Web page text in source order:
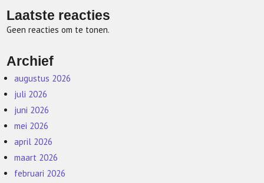
Laatste reacties
Geen reacties om te tonen.
Archief
augustus 2026
juli 2026
juni 2026
mei 2026
april 2026
maart 2026
februari 2026